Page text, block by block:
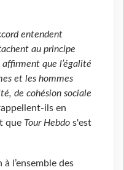
entendent
au principe
que l’égalité
et les hommes
de cohésion sociale
ils en
que Tour Hebdo s'est
l’ensemble des